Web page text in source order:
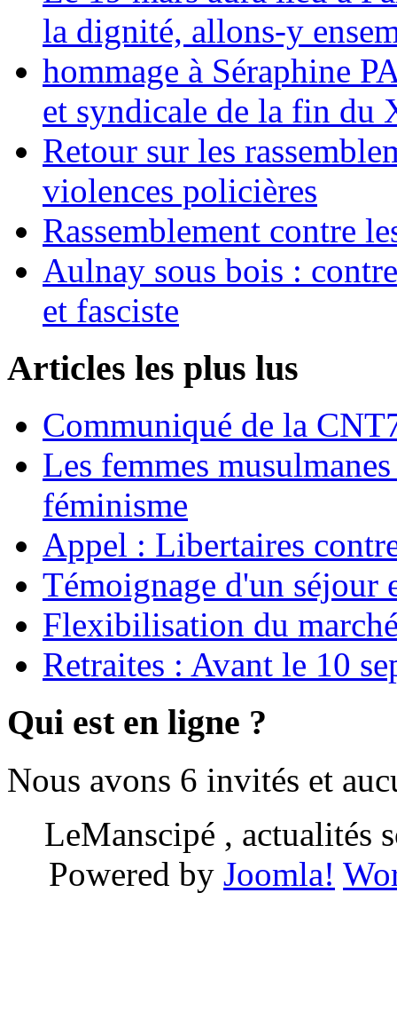
la dignité, allons-y
hommage à Séraphine
et syndicale de la fin du
Retour sur les
violences policières
Rassemblement contre
Aulnay sous bois :
et fasciste
Articles les plus lus
Communiqué de la
Les femmes
féminisme
Appel : Libertaires
Témoignage d'un séjour
Flexibilisation du
Retraites : Avant le 10
Qui est en ligne ?
Nous avons 6 invités et
LeManscipé , actualités
Powered by Joomla!